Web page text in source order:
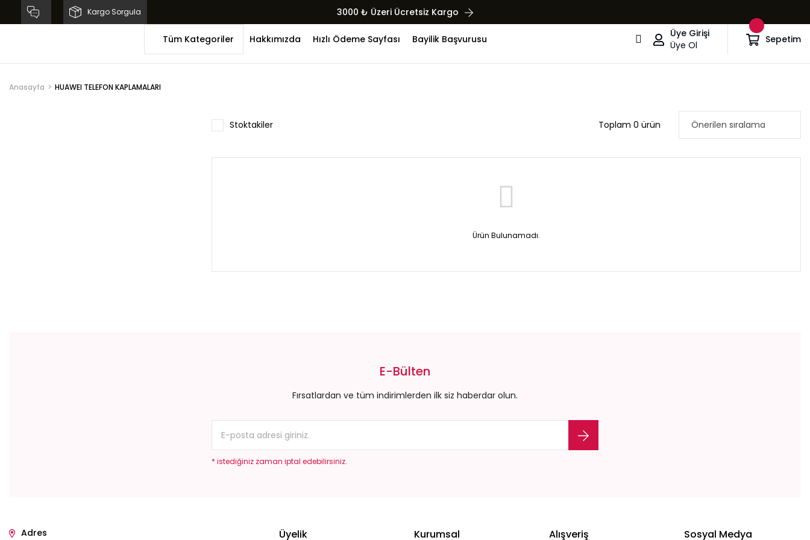
Kargo Sorgula 3000 ₺ Üzeri Ücretsiz Kargo
Tüm Kategoriler Hakkımızda Hızlı Ödeme Sayfası Bayilik Başvurusu
Üye Girişi
Üye Ol
Sepetim
Anasayfa HUAWEI TELEFON KAPLAMALARI
Stoktakiler Toplam 0 ürün
Ürün Bulunamadı.
E-Bülten
Fırsatlardan ve tüm indirimlerden ilk siz haberdar olun.
* istediğiniz zaman iptal edebilirsiniz.
Adres Üyelik Kurumsal Alışveriş Sosyal Medya